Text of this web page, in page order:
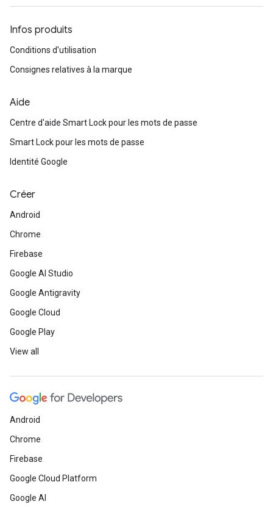
Infos produits
Conditions d'utilisation
Consignes relatives à la marque
Aide
Centre d'aide Smart Lock pour les mots de passe
Smart Lock pour les mots de passe
Identité Google
Créer
Android
Chrome
Firebase
Google AI Studio
Google Antigravity
Google Cloud
Google Play
View all
Android
Chrome
Firebase
Google Cloud Platform
Google AI